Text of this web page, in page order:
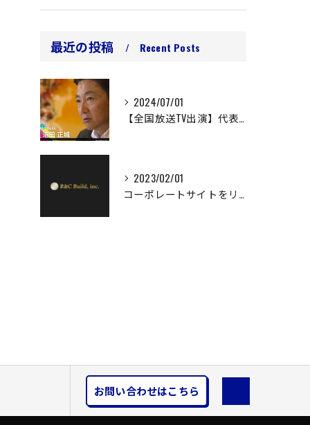
最近の投稿 Recent Posts
2024/07/01
【全国放送TV出演】代表沼田が、女優・香里奈さんナレーションのテレビ番組に出演しました。
2023/02/01
コーポレートサイトをリニューアルオープンしました。
お問い合わせはこちら